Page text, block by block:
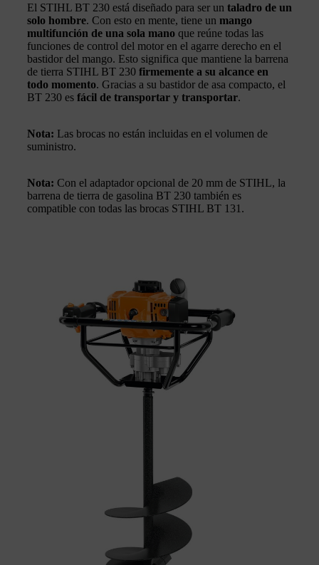
El STIHL BT 230 está diseñado para ser un taladro de un
solo hombre. Con esto en mente, tiene un mango
multifunción de una sola mano que reúne todas las
funciones de control del motor en el agarre derecho en el
bastidor del mango. Esto significa que mantiene la barrena
de tierra STIHL BT 230 firmemente a su alcance en
todo momento. Gracias a su bastidor de asa compacto, el
BT 230 es fácil de transportar y transportar.
Nota: Las brocas no están incluidas en el volumen de
suministro.
Nota: Con el adaptador opcional de 20 mm de STIHL, la
barrena de tierra de gasolina BT 230 también es
compatible con todas las brocas STIHL BT 131.